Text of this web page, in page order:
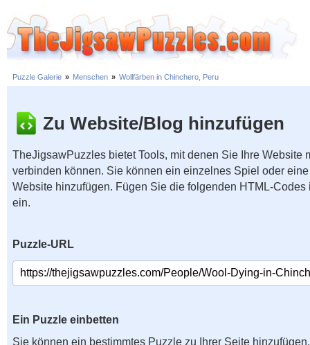
Puzzle Galerie » Menschen » Wollfärben in Chinchero, Peru
Zu Website/Blog hinzufügen
TheJigsawPuzzles bietet Tools, mit denen Sie Ihre Website
verbinden können. Sie können ein einzelnes Spiel oder
Website hinzufügen. Fügen Sie die folgenden HTML-
ein.
Puzzle-URL
Ein Puzzle einbetten
Sie können ein bestimmtes Puzzle zu Ihrer Seite